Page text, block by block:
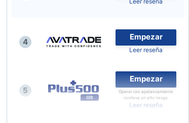
4
Empezar
Leer reseña
5
Empezar
Operar con apalancamiento
conlleva un alto riesgo.
Leer reseña